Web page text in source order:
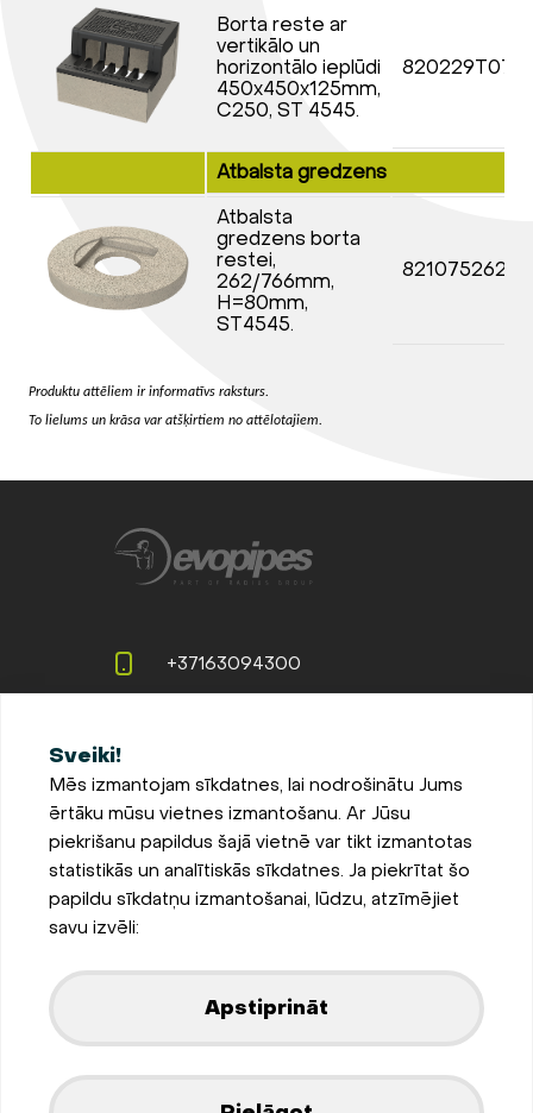
Borta reste ar
vertikālo un
horizontālo ieplūdi
450x450x125mm,
C250, ST 4545.
Atbalsta gredzens
Atbalsta
gredzens borta
restei,
262/766mm,
H=80mm,
ST4545.
Produktu attēliem ir informatīvs raksturs.
To lielums un krāsa var atšķirtiem no attēlotajiem.
Sveiki!
Mēs izmantojam sīkdatnes, lai nodrošinātu Jums
ērtāku mūsu vietnes izmantošanu. Ar Jūsu
piekrišanu papildus šajā vietnē var tikt izmantotas
statistikās un analītiskās sīkdatnes. Ja piekrītat šo
papildu sīkdatņu izmantošanai, lūdzu, atzīmējiet
savu izvēli:
Apstiprināt
+37163094300
LV-3002, Latvija
Pieteikties jaunumiem
Sīkdatņu iestatījumi
Privātuma un sīkdatņu
Izstrādājis